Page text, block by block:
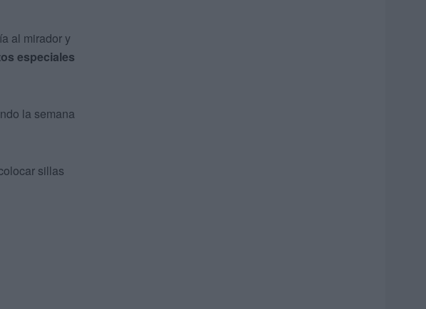
al mirador y
especiales
la semana
sillas